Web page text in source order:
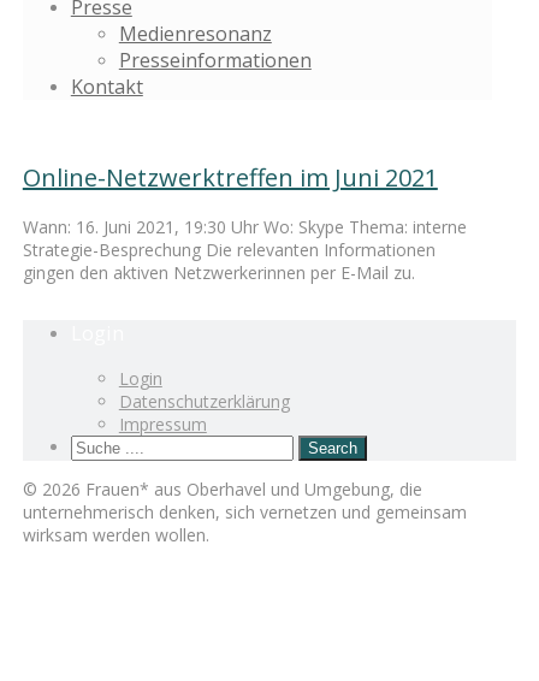
Presse
Medienresonanz
Presseinformationen
Kontakt
Online-Netzwerktreffen im Juni 2021
Wann: 16. Juni 2021, 19:30 Uhr Wo: Skype Thema: interne
Strategie-Besprechung Die relevanten Informationen
gingen den aktiven Netzwerkerinnen per E-Mail zu.
Login
Datenschutzerklärung
Impressum
© 2026 Frauen* aus Oberhavel und Umgebung, die
unternehmerisch denken, sich vernetzen und gemeinsam
wirksam werden wollen.